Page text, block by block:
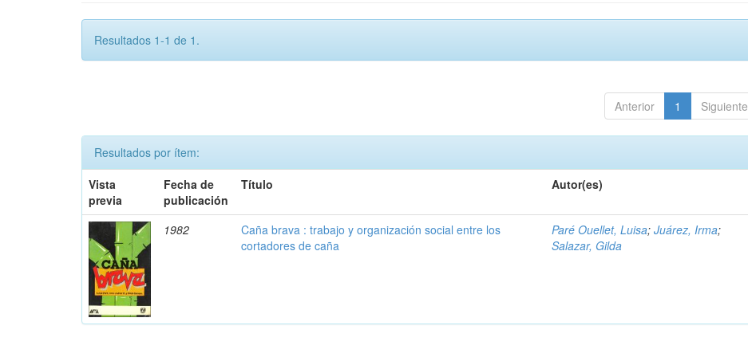
Resultados 1-1 de 1.
Anterior 1 Siguiente
Resultados por ítem:
Vista
previa
Fecha de
publicación
Título Autor(es)
1982
Caña brava : trabajo y organización social entre los
cortadores de caña
Paré Ouellet, Luisa;Juárez, Irma;
Salazar, Gilda